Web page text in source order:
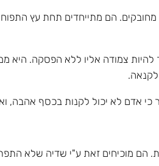
מחובקים. הם מתייחדים תחת עץ
להיות צמודה אליו ללא הפסקה.
לקנאה.